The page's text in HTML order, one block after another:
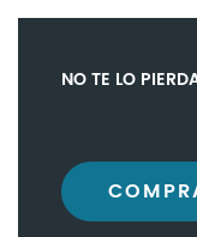
NO TE LO